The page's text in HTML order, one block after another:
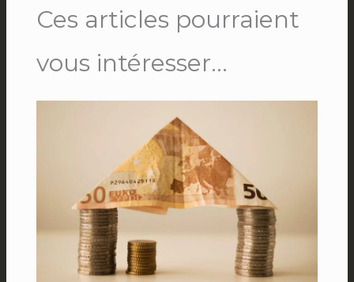
Ces articles pourraient
vous intéresser...